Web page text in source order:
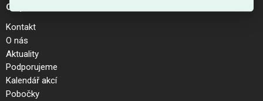
O společnosti
Kontakt
O nás
Aktuality
Podporujeme
Kalendář akcí
Pobočky